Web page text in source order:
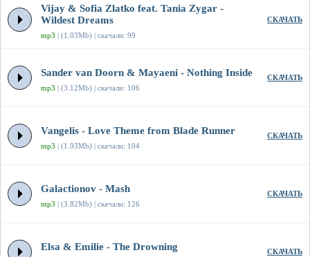
Vijay & Sofia Zlatko feat. Tania Zygar -
Wildest Dreams
mp3 | (1.03Mb) | скачали: 99
СКАЧАТЬ
Sander van Doorn & Mayaeni - Nothing Inside
mp3 | (3.12Mb) | скачали: 106
СКАЧАТЬ
Vangelis - Love Theme from Blade Runner
mp3 | (1.93Mb) | скачали: 104
СКАЧАТЬ
Galactionov - Mash
mp3 | (3.82Mb) | скачали: 126
СКАЧАТЬ
Elsa & Emilie - The Drowning СКАЧАТЬ